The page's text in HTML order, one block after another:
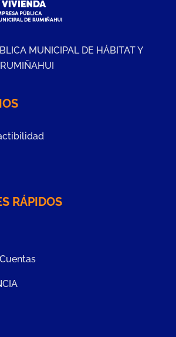
MUNICIPAL DE HÁBITAT Y
RÁPIDOS